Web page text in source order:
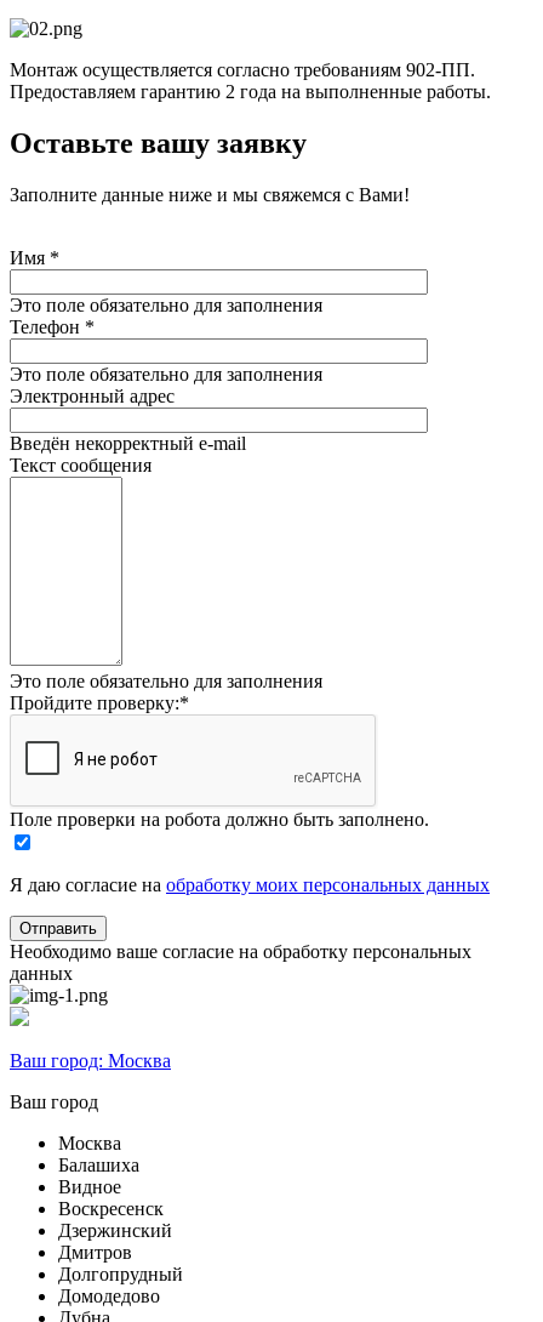
Монтаж осуществляется согласно требованиям 902-ПП.
Предоставляем гарантию 2 года на выполненные работы.
Оставьте вашу заявку
Заполните данные ниже и мы свяжемся с Вами!
Имя *
Это поле обязательно для заполнения
Телефон *
Это поле обязательно для заполнения
Электронный адрес
Введён некорректный e-mail
Текст сообщения
Это поле обязательно для заполнения
Пройдите проверку:*
Поле проверки на робота должно быть заполнено.
Я даю согласие на обработку моих персональных данных
Необходимо ваше согласие на обработку персональных
данных
Ваш город: Москва
Ваш город
Москва
Балашиха
Видное
Воскресенск
Дзержинский
Дмитров
Долгопрудный
Домодедово